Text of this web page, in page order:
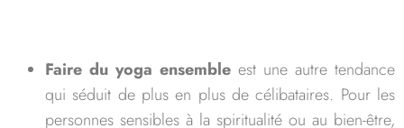
Faire du yoga ensemble est une autre tendance
qui séduit de plus en plus de célibataires. Pour les
personnes sensibles à la spiritualité ou au bien-être,